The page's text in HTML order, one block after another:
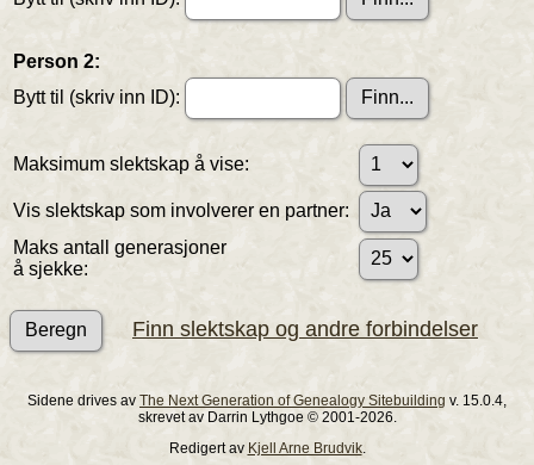
Person 2:
Bytt til (skriv inn ID):
Maksimum slektskap å vise:
Vis slektskap som involverer en partner:
Maks antall generasjoner
å sjekke:
Finn slektskap og andre forbindelser
Sidene drives av The Next Generation of Genealogy Sitebuilding v. 15.0.4,
skrevet av Darrin Lythgoe © 2001-2026.
Redigert av Kjell Arne Brudvik.